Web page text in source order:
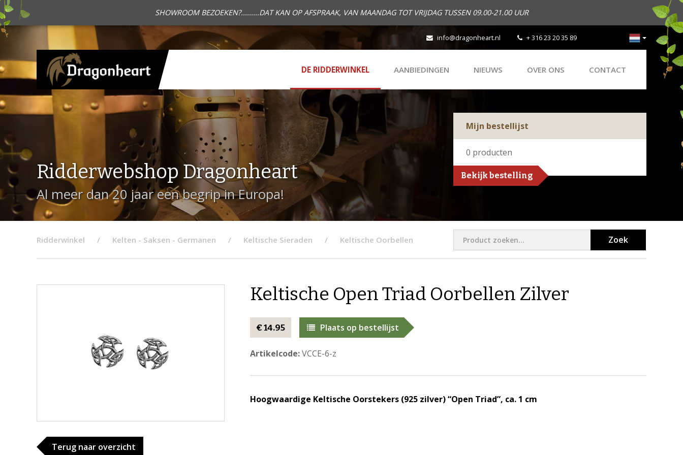
SHOWROOM BEZOEKEN?.........DAT KAN OP AFSPRAAK, VAN MAANDAG TOT VRIJDAG TUSSEN 09.00-21.00 UUR
info@dragonheart.nl + 316 23 20 35 89
DE RIDDERWINKEL AANBIEDINGEN NIEUWS OVER ONS CONTACT
Ridderwebshop Dragonheart
Al meer dan 20 jaar een begrip in Europa!
Mijn bestellijst
0 producten
Bekijk bestelling
Ridderwinkel Kelten - Saksen - Germanen Keltische Sieraden Keltische Oorbellen Zoek
Terug naar overzicht
Keltische Open Triad Oorbellen Zilver
€ 14.95 Plaats op bestellijst
Artikelcode:VCCE-6-z
Hoogwaardige Keltische Oorstekers (925 zilver) “Open Triad”, ca. 1 cm